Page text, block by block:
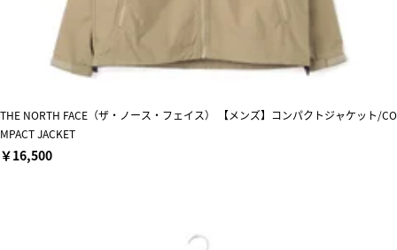
THE NORTH FACE（ザ・ノース・フェイス） 【メンズ】コンパクトジャケット/CO
MPACT JACKET
￥16,500